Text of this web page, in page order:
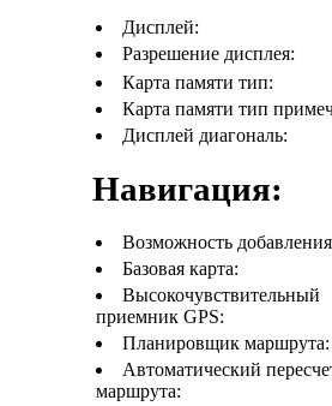
Дисплей:
Разрешение дисплея:
Карта памяти тип:
Карта памяти тип
Дисплей диагональ:
Навигация:
Возможность
Базовая карта:
Высокочувствительный
приемник GPS:
Планировщик маршрута:
Автоматический
маршрута: